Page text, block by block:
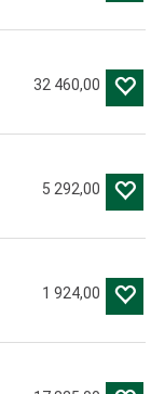
32 460,00
5 292,00
1 924,00